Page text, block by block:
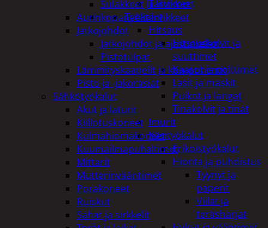
Tarvikkeet
Työkalut
Hitsaus
Hitsauskolvit ja
suuttimet
Kaasut ja polttimet
Lasit ja maskit
Puikot ja langat
Tinakolvit ja tinat
Imurit
Käsityökalut
Erikoistyökalut
Hionta ja puhdistus
Tyynyt ja
paperit
Viilat ja
teräsharjat
Sulakkeet ja liittimet
Aurinkopaneelitarvikkeet
Jatkojohdot
Jatkojohdot ja ajastinkellot
Pistotulpat
Lämmityskaapelit ja komponentit
Pisto ja -jakorasiat
Sähkötyökalut
Akut ja laturit
Kiillotuskoneet
Kulmahiomakoneet
Kuumailmapuhaltimet
Mittarit
Mutterinvääntimet
Porakoneet
Ruiskut
Sahat ja sirkkelit